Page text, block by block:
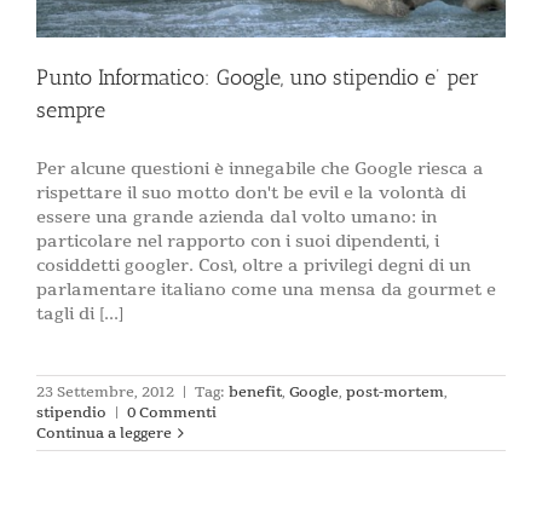
Punto Informatico: Google, uno stipendio e’ per
sempre
Per alcune questioni è innegabile che Google riesca a
rispettare il suo motto don't be evil e la volontà di
essere una grande azienda dal volto umano: in
particolare nel rapporto con i suoi dipendenti, i
cosiddetti googler. Così, oltre a privilegi degni di un
parlamentare italiano come una mensa da gourmet e
tagli di [...]
23 Settembre, 2012 | Tag: benefit, Google, post-mortem,
stipendio | 0 Commenti
Continua a leggere